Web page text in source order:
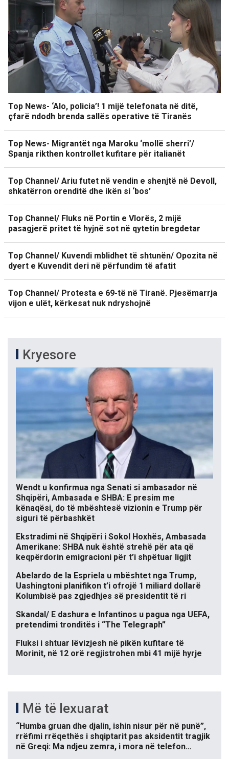
Top News- ‘Alo, policia’! 1 mijë telefonata në ditë,
çfarë ndodh brenda sallës operative të Tiranës
Top News- Migrantët nga Maroku ‘mollë sherri’/
Spanja rikthen kontrollet kufitare për italianët
Top Channel/ Ariu futet në vendin e shenjtë në Devoll,
shkatërron orenditë dhe ikën si ‘bos’
Top Channel/ Fluks në Portin e Vlorës, 2 mijë
pasagjerë pritet të hyjnë sot në qytetin bregdetar
Top Channel/ Kuvendi mblidhet të shtunën/ Opozita në
dyert e Kuvendit deri në përfundim të afatit
Top Channel/ Protesta e 69-të në Tiranë. Pjesëmarrja
vijon e ulët, kërkesat nuk ndryshojnë
Kryesore
Wendt u konfirmua nga Senati si ambasador në
Shqipëri, Ambasada e SHBA: E presim me
kënaqësi, do të mbështesë vizionin e Trump për
siguri të përbashkët
Ekstradimi në Shqipëri i Sokol Hoxhës, Ambasada
Amerikane: SHBA nuk është strehë për ata që
keqpërdorin emigracioni për t’i shpëtuar ligjit
Abelardo de la Espriela u mbështet nga Trump,
Uashingtoni planifikon t’i ofrojë 1 miliard dollarë
Kolumbisë pas zgjedhjes së presidentit të ri
Skandal/ E dashura e Infantinos u pagua nga UEFA,
pretendimi tronditës i “The Telegraph”
Fluksi i shtuar lëvizjesh në pikën kufitare të
Morinit, në 12 orë regjistrohen mbi 41 mijë hyrje
Më të lexuarat
“Humba gruan dhe djalin, ishin nisur për në punë”,
rrëfimi rrëqethës i shqiptarit pas aksidentit tragjik
në Greqi: Ma ndjeu zemra, i mora në telefon…